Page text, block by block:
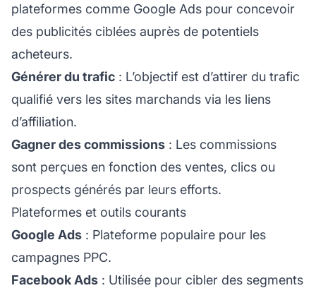
plateformes comme Google Ads pour concevoir
des publicités ciblées auprès de potentiels
acheteurs.
Générer du trafic : L’objectif est d’attirer du trafic
qualifié vers les sites marchands via les liens
d’affiliation.
Gagner des commissions : Les commissions
sont perçues en fonction des ventes, clics ou
prospects générés par leurs efforts.
Plateformes et outils courants
Google Ads : Plateforme populaire pour les
campagnes PPC.
Facebook Ads : Utilisée pour cibler des segments